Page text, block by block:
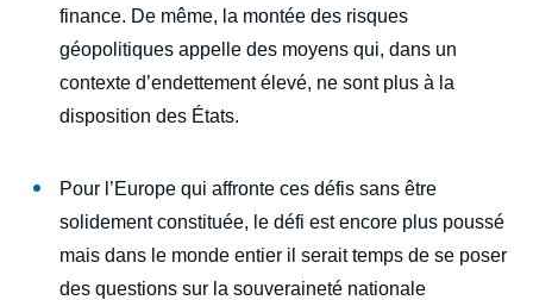
finance. De même, la montée des risques
géopolitiques appelle des moyens qui, dans un
contexte d’endettement élevé, ne sont plus à la
disposition des États.
Pour l’Europe qui affronte ces défis sans être
solidement constituée, le défi est encore plus poussé
mais dans le monde entier il serait temps de se poser
des questions sur la souveraineté nationale